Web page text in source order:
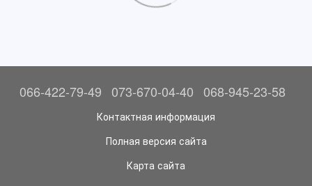
066-422-79-49 073-670-04-40 068-945-23-58
Контактная информация
Полная версия сайта
Карта сайта